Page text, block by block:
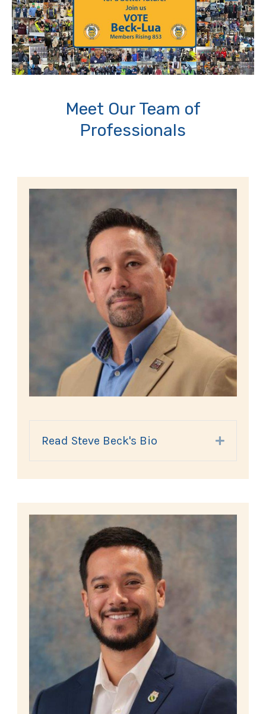
Meet Our Team of
Professionals
Read Steve Beck's Bio Expand